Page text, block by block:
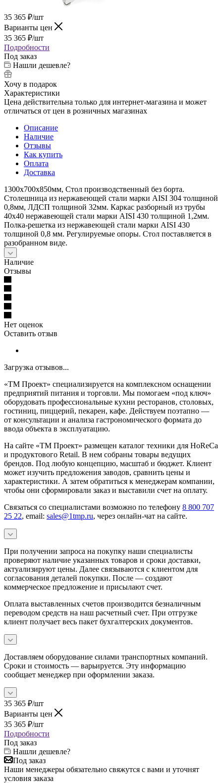
35 365 ₽/шт
Варианты цен
35 365 ₽/шт
Подробности
Под заказ
Нашли дешевле?
Хочу в подарок
Характеристики
Цена действительна только для интернет-магазина и может
отличаться от цен в розничных магазинах
Описание
Наличие
Отзывы
Как купить
Оплата
Доставка
1300х700х850мм, Стол производственный без борта.
Столешница из нержавеющей стали марки AISI 304 толщиной
0,8мм, ЛДСП толщиной 32мм. Каркас разборный из трубы
40х40 нержавеющей стали марки AISI 430 толщиной 1,2мм.
Полка-решетка из нержавеющей стали марки AISI 430
толщиной 0,8 мм. Регулируемые опоры. Стол поставляется в
разобранном виде.
Наличие
Отзывы
Нет оценок
Оставить отзыв
Загрузка отзывов...
«ТМ Проект» специализируется на комплексном оснащении
предприятий питания и торговли. Мы помогаем «под ключ»
оборудовать профессиональные кухни ресторанов, столовых,
гостиниц, пиццерий, пекарен, кафе. Действуем поэтапно —
от консультации и анализа гастрономического формата до
ввода объекта в эксплуатацию.
На сайте «ТМ Проект» размещен каталог техники для HoReCa
и продуктового Retail. В нем собраны товары ведущих
брендов. Под любую концепцию, масштаб и бюджет. Клиент
может изучить предложения заводов, сравнить цены и
характеристики. А затем обратиться к менеджерам компании,
чтобы они сформировали заказ и выставили счет на оплату.
Связаться со специалистами возможно по телефону 8 800 707
25 22, email: sales@1tmp.ru, через онлайн-чат на сайте.
При получении запроса на покупку наши специалисты
проверяют наличие указанных товаров и сроки доставки,
актуализируют цены. Далее связываются с клиентом для
согласования деталей покупки. После — создают
коммерческое предложение и присылают счет.
Оплата выставленных счетов производится безналичным
переводом средств на наш расчетный счет. При отгрузке
клиент получает весь пакет бухгалтерских документов.
Доставляем оборудование силами транспортных компаний.
Сроки и стоимость — варьируется. Эту информацию
сообщает менеджер при оформлении заказа.
35 365 ₽/шт
Варианты цен
35 365 ₽/шт
Подробности
Под заказ
Нашли дешевле?
Под заказ
Наши менеджеры обязательно свяжутся с вами и уточнят
условия заказа